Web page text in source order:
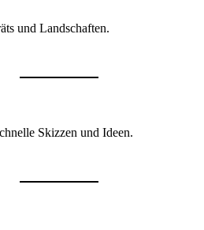
und Landschaften.
Skizzen und Ideen.